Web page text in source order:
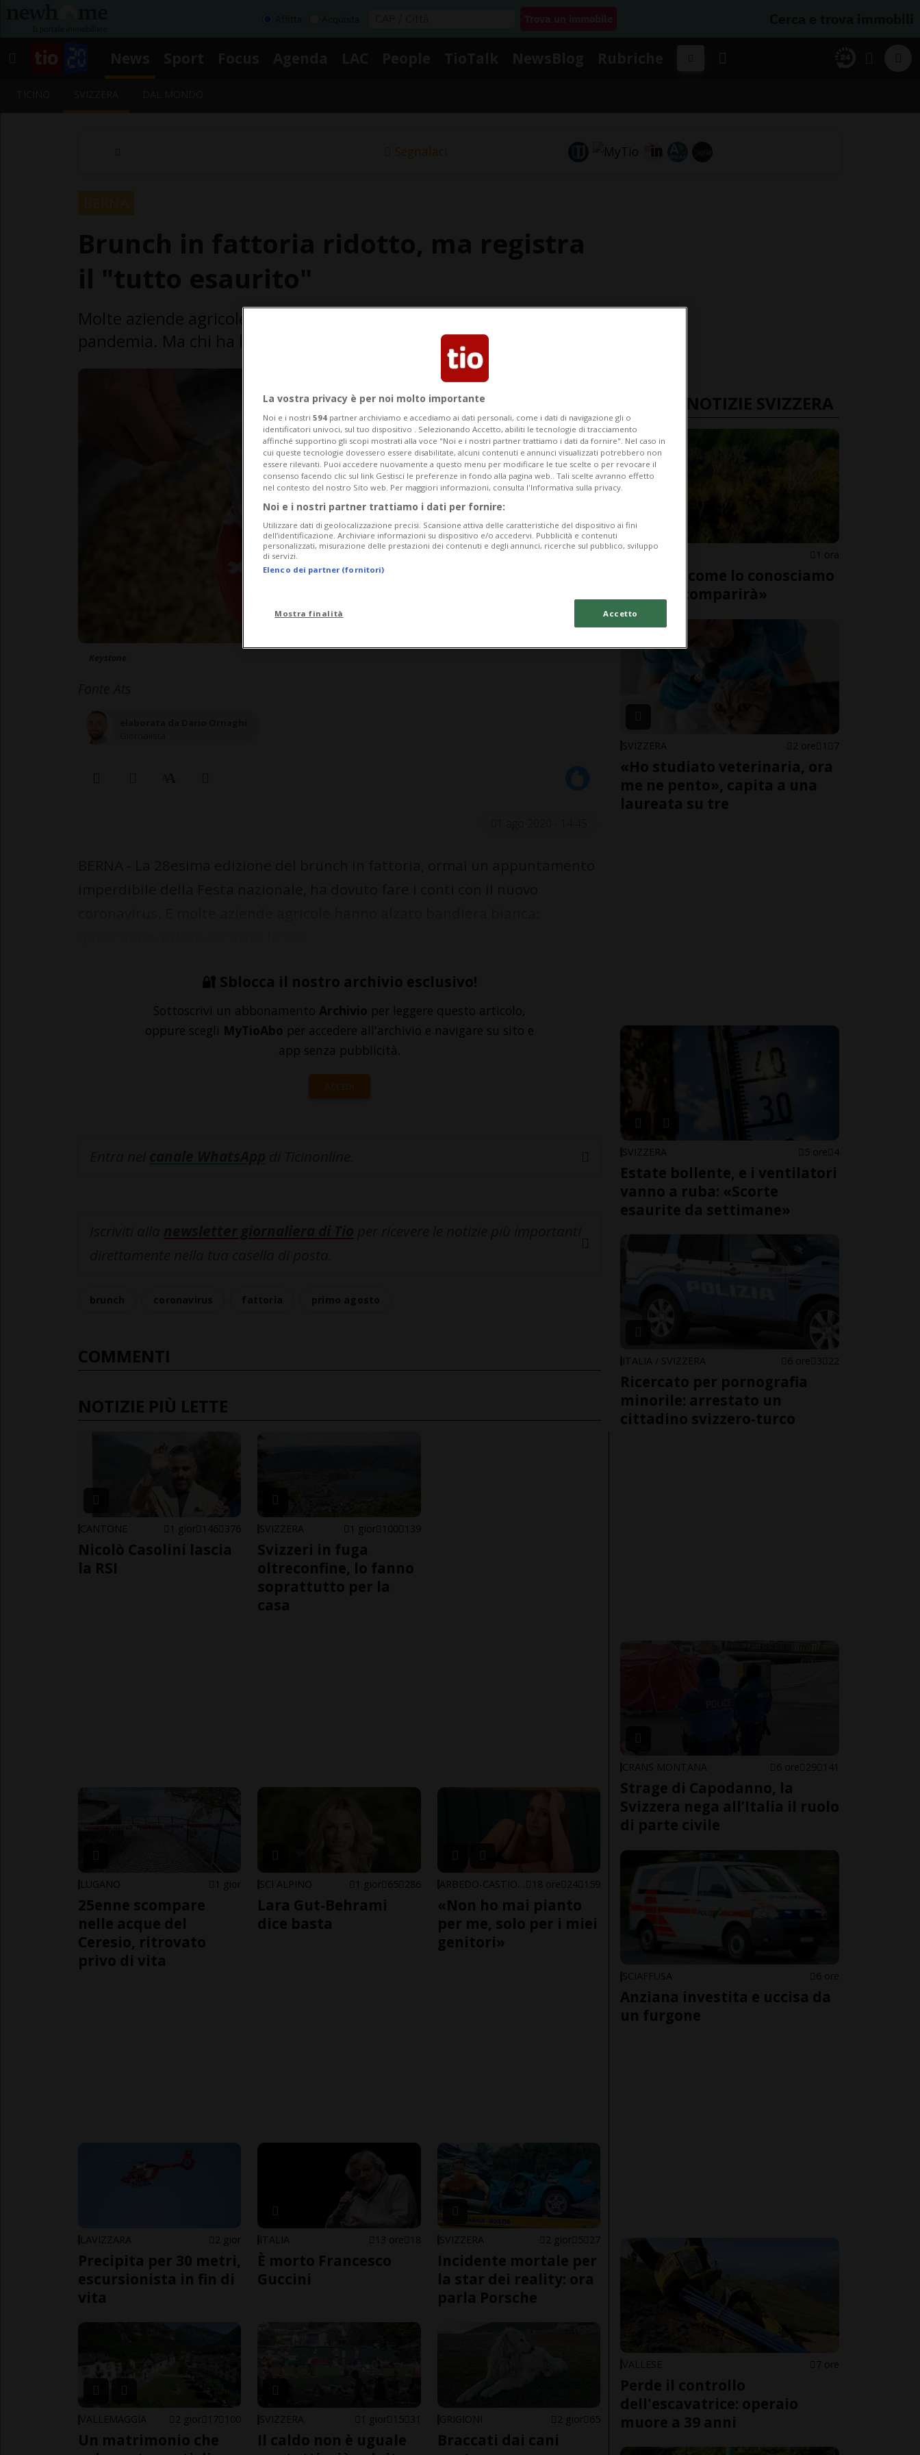
Segnalaci
pandemia. Ma chi ha lavorato ha avuto un buon riscontro.
🔐 Sblocca il nostro archivio esclusivo!
Sottoscrivi un abbonamento Archivio per leggere questo articolo,
oppure scegli MyTioAbo per accedere all'archivio e navigare su sito e
app senza pubblicità.
ACCEDI
COMMENTI
NOTIZIE PIÙ LETTE
CANTONE 1 gior 146 376
Nicolò Casolini lascia
la RSI
SVIZZERA 1 gior 100 139
Svizzeri in fuga
oltreconfine, lo fanno
soprattutto per la
casa
LUGANO 1 gior
25enne scompare
nelle acque del
Ceresio, ritrovato
privo di vita
SCI ALPINO 1 gior 65 286
Lara Gut-Behrami
dice basta
18 ore 24 159
«Non ho mai pianto
per me, solo per i miei
genitori»
LAVIZZARA 2 gior
Precipita per 30 metri,
escursionista in fin di
vita
ITALIA 13 ore 18
È morto Francesco
Guccini
SVIZZERA 2 gior 5 27
Incidente mortale per
la star dei reality: ora
parla Porsche
VALLEMAGGIA 2 gior 17 100
Un matrimonio che
SVIZZERA 1 gior 15 31
Il caldo non è uguale
GRIGIONI 2 gior 65
Braccati dai cani
ULTIME NOTIZIE SVIZZERA
SVIZZERA 1 ora
«Il bosco come lo conosciamo
adesso scomparirà»
SVIZZERA 2 ore 1 7
«Ho studiato veterinaria, ora
me ne pento», capita a una
laureata su tre
SVIZZERA 5 ore 4
Estate bollente, e i ventilatori
vanno a ruba: «Scorte
esaurite da settimane»
ITALIA / SVIZZERA 6 ore 3 22
Ricercato per pornografia
minorile: arrestato un
cittadino svizzero-turco
CRANS MONTANA 6 ore 29 141
Strage di Capodanno, la
Svizzera nega all’Italia il ruolo
di parte civile
SCIAFFUSA 6 ore
Anziana investita e uccisa da
un furgone
VALLESE 7 ore
Perde il controllo
dell'escavatrice: operaio
muore a 39 anni
La vostra privacy è per noi molto importante
Noi e i nostri 594 partner archiviamo e accediamo ai dati personali, come i dati di navigazione gli o
identificatori univoci, sul tuo dispositivo . Selezionando Accetto, abiliti le tecnologie di tracciamento
affinché supportino gli scopi mostrati alla voce "Noi e i nostri partner trattiamo i dati da fornire". Nel caso in
cui queste tecnologie dovessero essere disabilitate, alcuni contenuti e annunci visualizzati potrebbero non
essere rilevanti. Puoi accedere nuovamente a questo menu per modificare le tue scelte o per revocare il
consenso facendo clic sul link Gestisci le preferenze in fondo alla pagina web.. Tali scelte avranno effetto
nel contesto del nostro Sito web. Per maggiori informazioni, consulta l'Informativa sulla privacy.
Noi e i nostri partner trattiamo i dati per fornire:
Utilizzare dati di geolocalizzazione precisi. Scansione attiva delle caratteristiche del dispositivo ai fini
dell’identificazione. Archiviare informazioni su dispositivo e/o accedervi. Pubblicità e contenuti
personalizzati, misurazione delle prestazioni dei contenuti e degli annunci, ricerche sul pubblico, sviluppo
di servizi.
Elenco dei partner (fornitori)
Mostra finalità Accetto